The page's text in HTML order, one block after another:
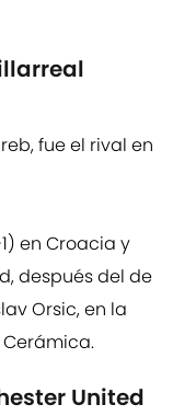
fue el rival en
en Croacia y
después del de
Orsic, en la
United